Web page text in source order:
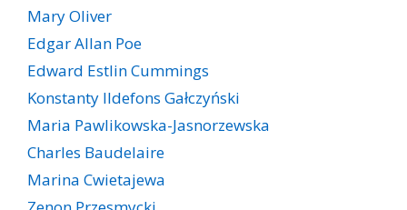
Mary Oliver
Edgar Allan Poe
Edward Estlin Cummings
Konstanty Ildefons Gałczyński
Maria Pawlikowska-Jasnorzewska
Charles Baudelaire
Marina Cwietajewa